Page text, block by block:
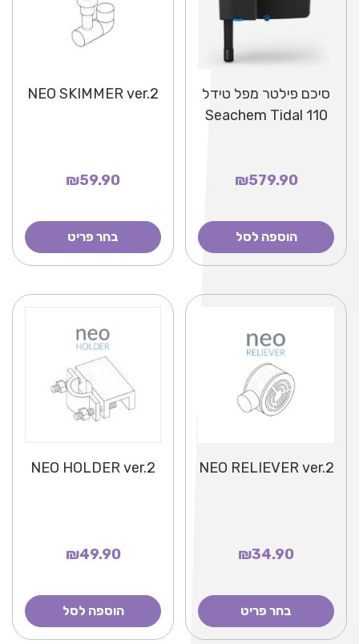
סיכם פילטר מפל טידל
Seachem Tidal 110
₪579.90
הוספה לסל
NEO SKIMMER ver.2
₪59.90
בחר פריט
NEO RELIEVER ver.2
₪34.90
בחר פריט
NEO HOLDER ver.2
₪49.90
הוספה לסל